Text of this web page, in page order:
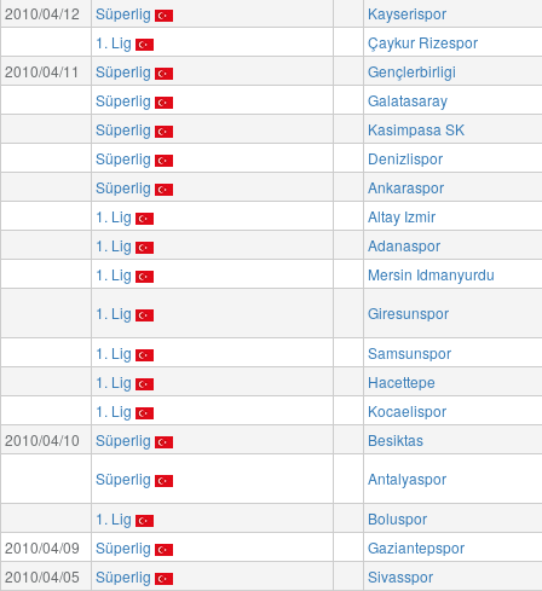
2010/04/12
Süperlig
Kayserispor
1. Lig
Çaykur Rizespor
2010/04/11
Süperlig
Gençlerbirligi
Süperlig
Galatasaray
Süperlig
Kasimpasa SK
Süperlig
Denizlispor
Süperlig
Ankaraspor
1. Lig
Altay Izmir
1. Lig
Adanaspor
1. Lig
Mersin Idmanyurdu
1. Lig
Giresunspor
1. Lig
Samsunspor
1. Lig
Hacettepe
1. Lig
Kocaelispor
2010/04/10
Süperlig
Besiktas
Süperlig
Antalyaspor
1. Lig
Boluspor
2010/04/09
Süperlig
Gaziantepspor
2010/04/05
Süperlig
Sivasspor